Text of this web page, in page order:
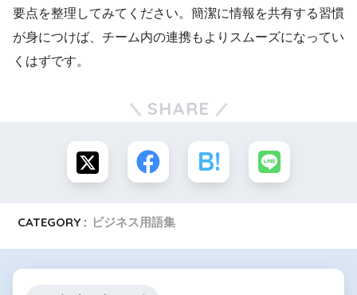
要点を整理してみてください。簡潔に情報を共有する習慣
が身につけば、チーム内の連携もよりスムーズになってい
くはずです。
SHARE
CATEGORY : ビジネス用語集